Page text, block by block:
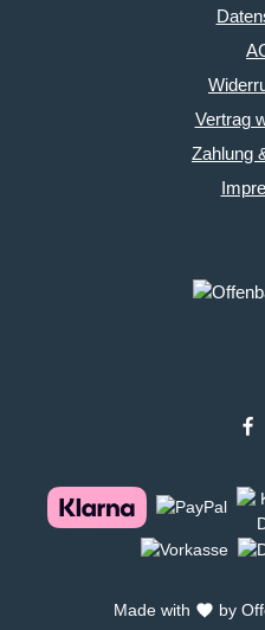
Vertrag
Zahlung
Made with by